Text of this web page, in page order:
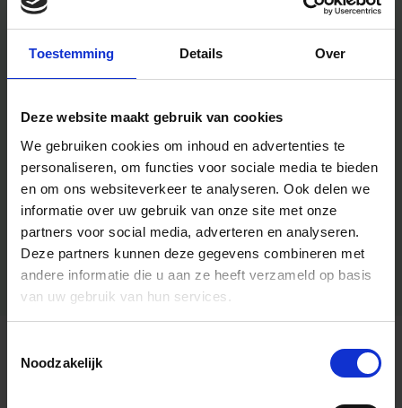
Toestemming Details Over
Deze website maakt gebruik van cookies
We gebruiken cookies om inhoud en advertenties te
personaliseren, om functies voor sociale media te bieden
en om ons websiteverkeer te analyseren. Ook delen we
informatie over uw gebruik van onze site met onze
partners voor social media, adverteren en analyseren.
Deze partners kunnen deze gegevens combineren met
andere informatie die u aan ze heeft verzameld op basis
van uw gebruik van hun services.
Noodzakelijk
Algemene informatie